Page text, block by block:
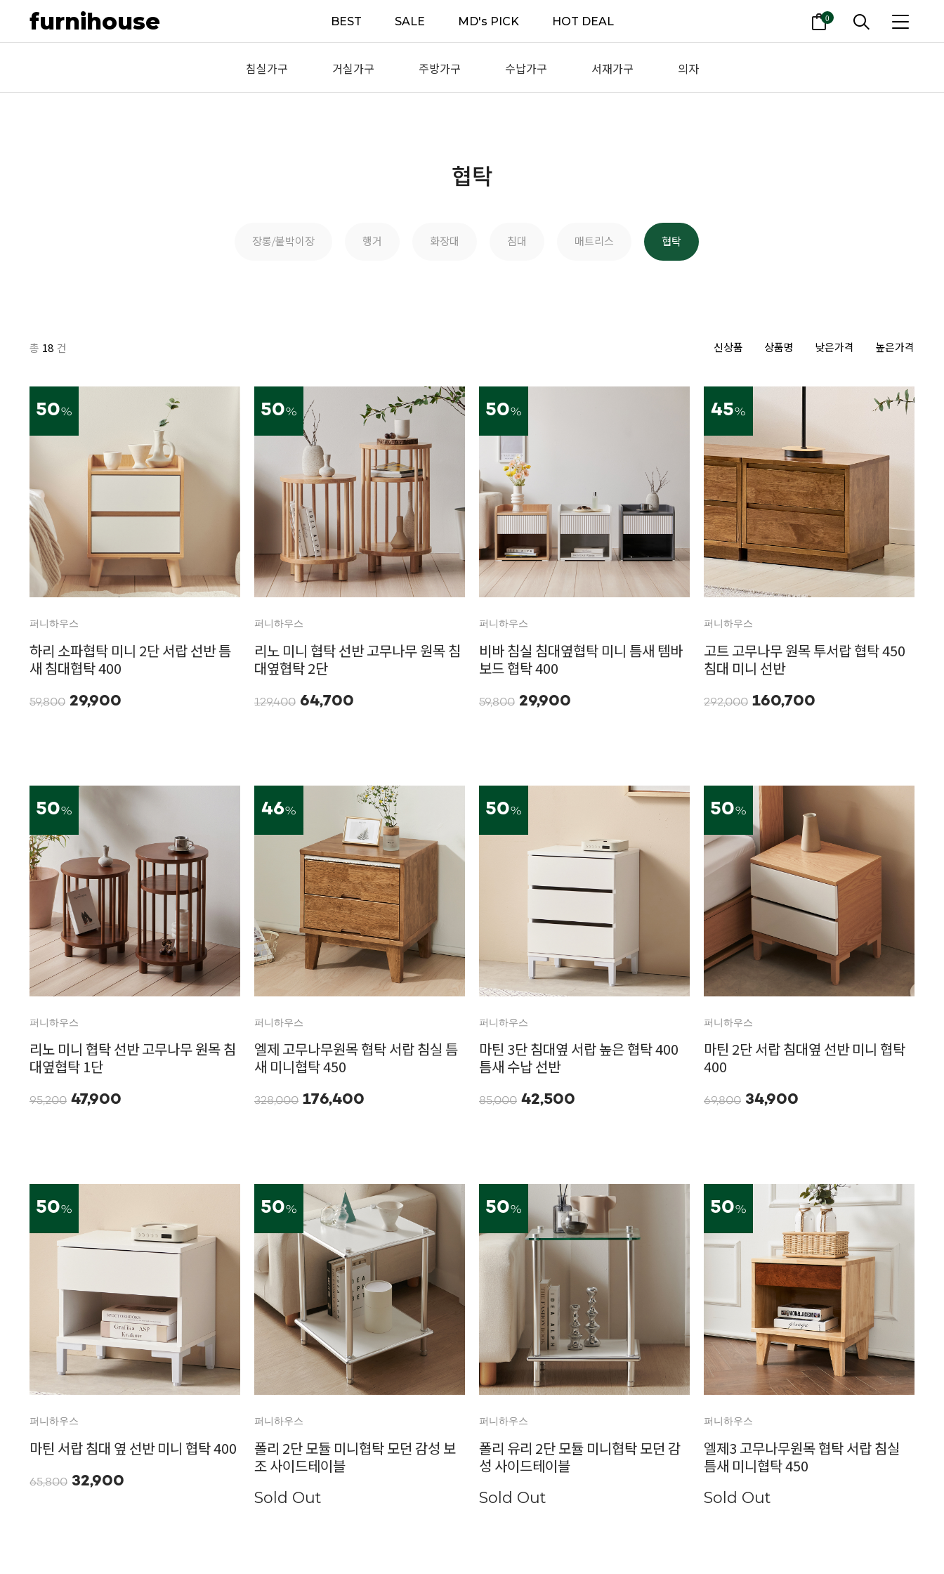
furnihouse BEST SALE MD's PICK HOT DEAL 0
침실가구 거실가구 주방가구 수납가구 서재가구 의자
협탁
장롱/붙박이장 행거 화장대 침대 매트리스 협탁
총 18 건 신상품 상품명 낮은가격 높은가격
50%
퍼니하우스
하리 소파협탁 미니 2단 서랍 선반 틈
새 침대협탁 400
59,800 29,900
50%
퍼니하우스
리노 미니 협탁 선반 고무나무 원목 침
대옆협탁 2단
129,400 64,700
50%
퍼니하우스
비바 침실 침대옆협탁 미니 틈새 템바
보드 협탁 400
59,800 29,900
45%
퍼니하우스
고트 고무나무 원목 투서랍 협탁 450
침대 미니 선반
292,000 160,700
50%
퍼니하우스
리노 미니 협탁 선반 고무나무 원목 침
대옆협탁 1단
95,200 47,900
46%
퍼니하우스
엘제 고무나무원목 협탁 서랍 침실 틈
새 미니협탁 450
328,000 176,400
50%
퍼니하우스
마틴 3단 침대옆 서랍 높은 협탁 400
틈새 수납 선반
85,000 42,500
50%
퍼니하우스
마틴 2단 서랍 침대옆 선반 미니 협탁
400
69,800 34,900
50%
퍼니하우스
마틴 서랍 침대 옆 선반 미니 협탁 400
65,800 32,900
50%
퍼니하우스
폴리 2단 모듈 미니협탁 모던 감성 보
조 사이드테이블
Sold Out
50%
퍼니하우스
폴리 유리 2단 모듈 미니협탁 모던 감
성 사이드테이블
Sold Out
50%
퍼니하우스
엘제3 고무나무원목 협탁 서랍 침실
틈새 미니협탁 450
Sold Out